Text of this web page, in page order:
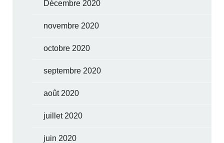
Décembre 2020
novembre 2020
octobre 2020
septembre 2020
août 2020
juillet 2020
juin 2020